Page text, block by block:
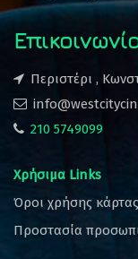
Περιστέρι ,
210 5749099
Χρήσιμα Links
Όροι χρήσης
Προστασία